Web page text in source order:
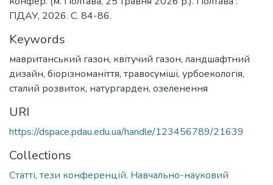
ПДАУ, 2026. С. 84-86.
Keywords
мавританський газон, квітучий газон, ландшафтний
дизайн, біорізноманіття, травосуміші, урбоекологія,
сталий розвиток, натургарден, озеленення
URI
https://dspace.pdau.edu.ua/handle/123456789/21639
Collections
Статті, тези конференцій. Навчально-науковий